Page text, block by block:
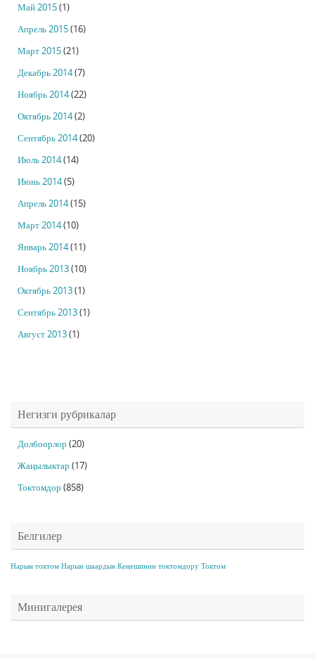
Май 2015(1)
Апрель 2015(16)
Март 2015(21)
Декабрь 2014(7)
Ноябрь 2014(22)
Октябрь 2014(2)
Сентябрь 2014(20)
Июль 2014(14)
Июнь 2014(5)
Апрель 2014(15)
Март 2014(10)
Январь 2014(11)
Ноябрь 2013(10)
Октябрь 2013(1)
Сентябрь 2013(1)
Август 2013(1)
Негизги рубрикалар
Долбоорлор (20)
Жаңылыктар (17)
Токтомдор (858)
Белгилер
Нарын токтом Нарын шаардык Кеңешинин токтомдору Токтом
Минигалерея